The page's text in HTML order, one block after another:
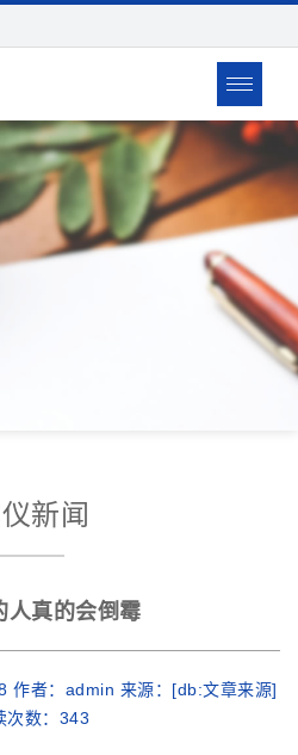
Toggle
新闻
人真的会倒霉
作者：admin 来源：[db:文章来源]
次数： 343